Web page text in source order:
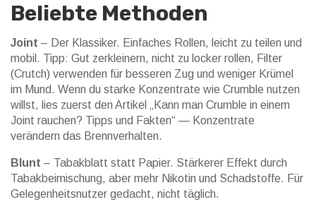
Beliebte Methoden
Joint – Der Klassiker. Einfaches Rollen, leicht zu teilen und
mobil. Tipp: Gut zerkleinern, nicht zu locker rollen, Filter
(Crutch) verwenden für besseren Zug und weniger Krümel
im Mund. Wenn du starke Konzentrate wie Crumble nutzen
willst, lies zuerst den Artikel „Kann man Crumble in einem
Joint rauchen? Tipps und Fakten“ — Konzentrate
verändern das Brennverhalten.
Blunt – Tabakblatt statt Papier. Stärkerer Effekt durch
Tabakbeimischung, aber mehr Nikotin und Schadstoffe. Für
Gelegenheitsnutzer gedacht, nicht täglich.